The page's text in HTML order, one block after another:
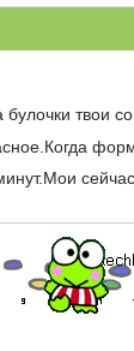
булочки твои